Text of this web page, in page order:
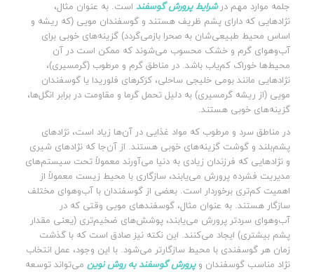
جلمه موارد مهم درشرایط پرورش گوسفنداست. به عنوان مثال،
نژادهایی که دارای پشم ظریف هستند و گوسفندان مویی (که ریشه و
اساس محیط طبیعی‌شان به صحرا بازمی‌گردد) گزینه‌های خوبی برای
آب‌وهوای گرم و خشک محسوب می‌شوند که ممکن است در آن
محیط‌ها خوراک کم‌یاب باشد. در مناطق گرم و مرطوب (گرمسیری)،
نژادهایی مانند بومی خلیجی ساحلی، کرَکرهای فلوریدا یا گوسفندان
مویی (از ریشه گرمسیری) به دلیل تحمل گرما و مقاومت در برابر انگل‌ها،
گزینه‌های خوبی هستند.
در مناطق سرد و مرطوب که مواد غذایی در آن‌ها زیاد است، نژادهای
پشم‌بلند و گوشت گزینه‌های خوبی هستند. از آن‌جا که نژادهای شیری
و نژادهایی که فرزندان زیادی به دنیا می‌آورند معمولاً تحت سیستم‌های
مدیریت فشرده پرورش می‌یابند، سازگاری با محیط زیست معمولاً از
اهمیت کم‌تری برخوردار است. بعضی از گوسفندان با آب‌وهوای مختلف
سازگار هستند. به عنوان مثال، گوسفندهای مویی وقتی که در
آب‌وهوای سردتر پرورش می‌یابند، پوشش‌های ضخیم‌تری (یعنی مقدار
پشم بیشتری) ایجاد می‌کنند. این نکته نیز صادق است که با گذشت
زمان هر گوسفندی با محیط سازگارتر می‌شود. با این وجود، عمل انتخاب
نژاد مناسب گوسفندان وپرورش گوسفند به روش نوین می‌تواند توسعه